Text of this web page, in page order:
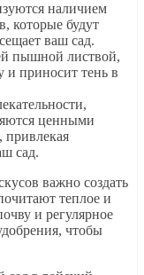
наличием
которые будут
ваш сад.
пышной листвой,
и приносит тень в
ценными
привлекая
сад.
важно создать
теплое и
и регулярное
чтобы